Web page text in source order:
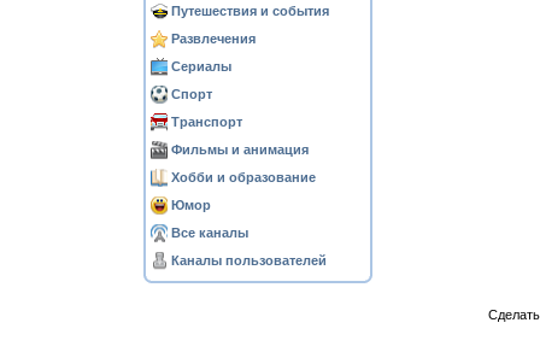
Путешествия и события
Развлечения
Сериалы
Спорт
Транспорт
Фильмы и анимация
Хобби и образование
Юмор
Все каналы
Каналы пользователей